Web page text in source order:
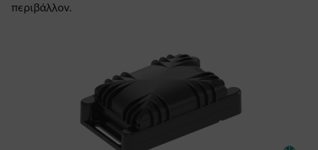
περιβάλλον.